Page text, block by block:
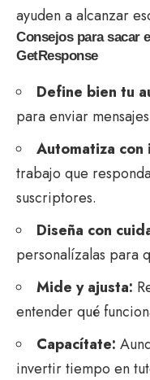
ayuden a alcanzar
Consejos para sacar
GetResponse
Define bien tu
para enviar
Automatiza
trabajo que
suscriptores.
Diseña con
personalízalas para
Mide y ajusta:
entender qué
Capacítate:
invertir tiempo en